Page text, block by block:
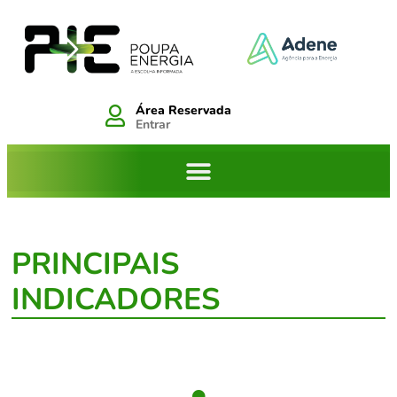
Área Reservada
Entrar
PRINCIPAIS
INDICADORES